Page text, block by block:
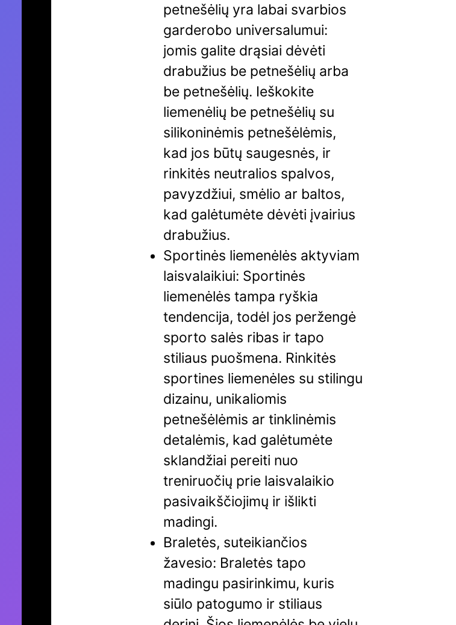
petnešėlių yra labai svarbios
garderobo universalumui:
jomis galite drąsiai dėvėti
drabužius be petnešėlių arba
be petnešėlių. Ieškokite
liemenėlių be petnešėlių su
silikoninėmis petnešėlėmis,
kad jos būtų saugesnės, ir
rinkitės neutralios spalvos,
pavyzdžiui, smėlio ar baltos,
kad galėtumėte dėvėti įvairius
drabužius.
Sportinės liemenėlės aktyviam
laisvalaikiui: Sportinės
liemenėlės tampa ryškia
tendencija, todėl jos peržengė
sporto salės ribas ir tapo
stiliaus puošmena. Rinkitės
sportines liemenėles su stilingu
dizainu, unikaliomis
petnešėlėmis ar tinklinėmis
detalėmis, kad galėtumėte
sklandžiai pereiti nuo
treniruočių prie laisvalaikio
pasivaikščiojimų ir išlikti
madingi.
Braletės, suteikiančios
žavesio: Braletės tapo
madingu pasirinkimu, kuris
siūlo patogumo ir stiliaus